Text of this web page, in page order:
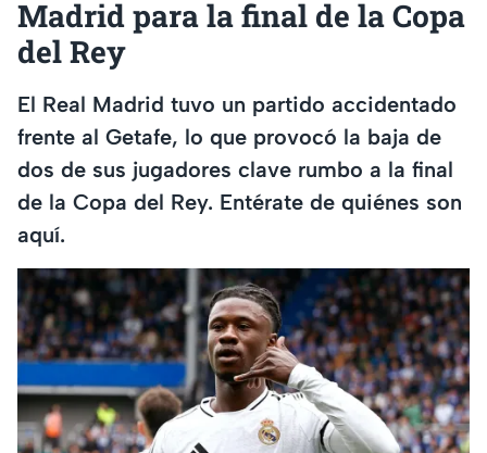
Madrid para la final de la Copa
del Rey
El Real Madrid tuvo un partido accidentado
frente al Getafe, lo que provocó la baja de
dos de sus jugadores clave rumbo a la final
de la Copa del Rey. Entérate de quiénes son
aquí.